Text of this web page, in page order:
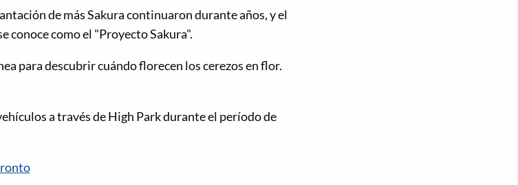
de más Sakura continuaron durante años, y el
conoce como el "Proyecto Sakura".
para descubrir cuándo florecen los cerezos en flor.
a través de High Park durante el período de